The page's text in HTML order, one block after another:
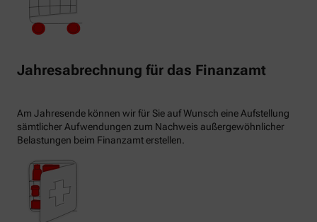
Jahresabrechnung für das Finanzamt
Am Jahresende können wir für Sie auf Wunsch eine Aufstellung
sämtlicher Aufwendungen zum Nachweis außergewöhnlicher
Belastungen beim Finanzamt erstellen.